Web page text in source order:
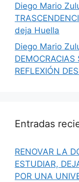
Diego Mario
deja Huella
Diego Mario
REFLEXIÓN
Entradas
RENOVAR LA
ESTUDIAR,
POR UNA